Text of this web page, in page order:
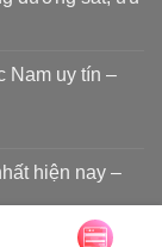
Nam uy tín –
hiện nay –